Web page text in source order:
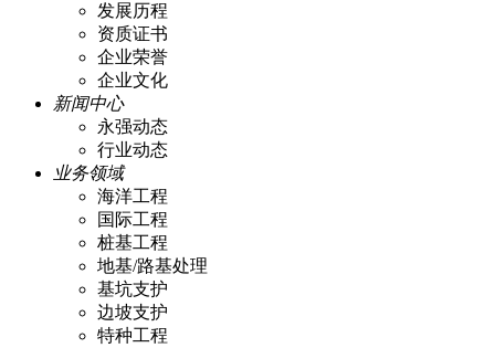
发展历程
资质证书
企业荣誉
企业文化
新闻中心
永强动态
行业动态
业务领域
海洋工程
国际工程
桩基工程
地基/路基处理
基坑支护
边坡支护
特种工程